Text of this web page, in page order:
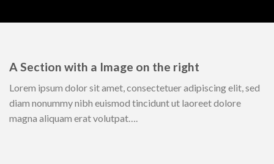
A Section with a Image on the right
Lorem ipsum dolor sit amet, consectetuer adipiscing elit, sed
diam nonummy nibh euismod tincidunt ut laoreet dolore
magna aliquam erat volutpat….